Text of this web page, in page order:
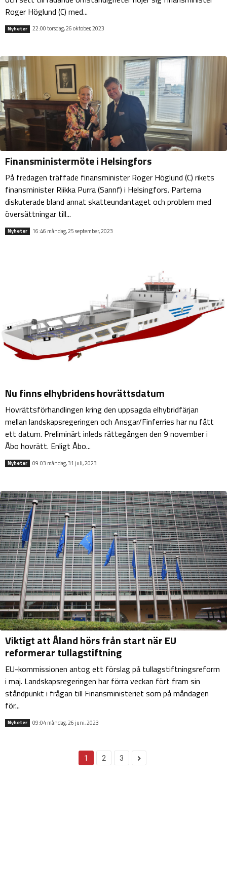
Roger Höglund (C) med...
Nyheter 22:00 torsdag, 26 oktober, 2023
Finansministermöte i Helsingfors
På fredagen träffade finansminister Roger Höglund (C) rikets
finansminister Riikka Purra (Sannf) i Helsingfors. Parterna
diskuterade bland annat skatteundantaget och problem med
översättningar till...
Nyheter 16:46 måndag, 25 september, 2023
Nu finns elhybridens hovrättsdatum
Hovrättsförhandlingen kring den uppsagda elhybridfärjan
mellan landskapsregeringen och Ansgar/Finferries har nu fått
ett datum. Preliminärt inleds rättegången den 9 november i
Åbo hovrätt. Enligt Åbo...
Nyheter 09:03 måndag, 31 juli, 2023
Viktigt att Åland hörs från start när EU
reformerar tullagstiftning
EU-kommissionen antog ett förslag på tullagstiftningsreform
i maj. Landskapsregeringen har förra veckan fört fram sin
ståndpunkt i frågan till Finansministeriet som på måndagen
för...
Nyheter 09:04 måndag, 26 juni, 2023
1 2 3